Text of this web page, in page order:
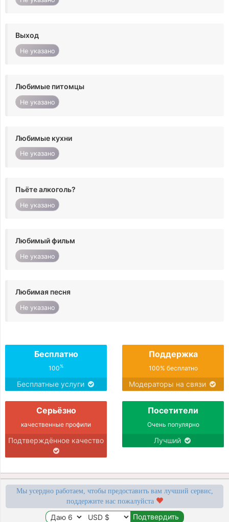
Выход
Не указано
Любимые питомцы
Не указано
Любимые кухни
Не указано
Пьёте алкоголь?
Не указано
Любимый фильм
Не указано
Любимая песня
Не указано
Бесплатно
100%
Бесплатные услуги
Поддержка
100% бесплатно
Модераторы на связи
Серьёзно
качественные профили
Подтверждённое качество
Посетители
Очень популярно
Лучший
Мы усердно работаем, чтобы предоставить вам лучший сервис,
поддержите нас пожалуйста